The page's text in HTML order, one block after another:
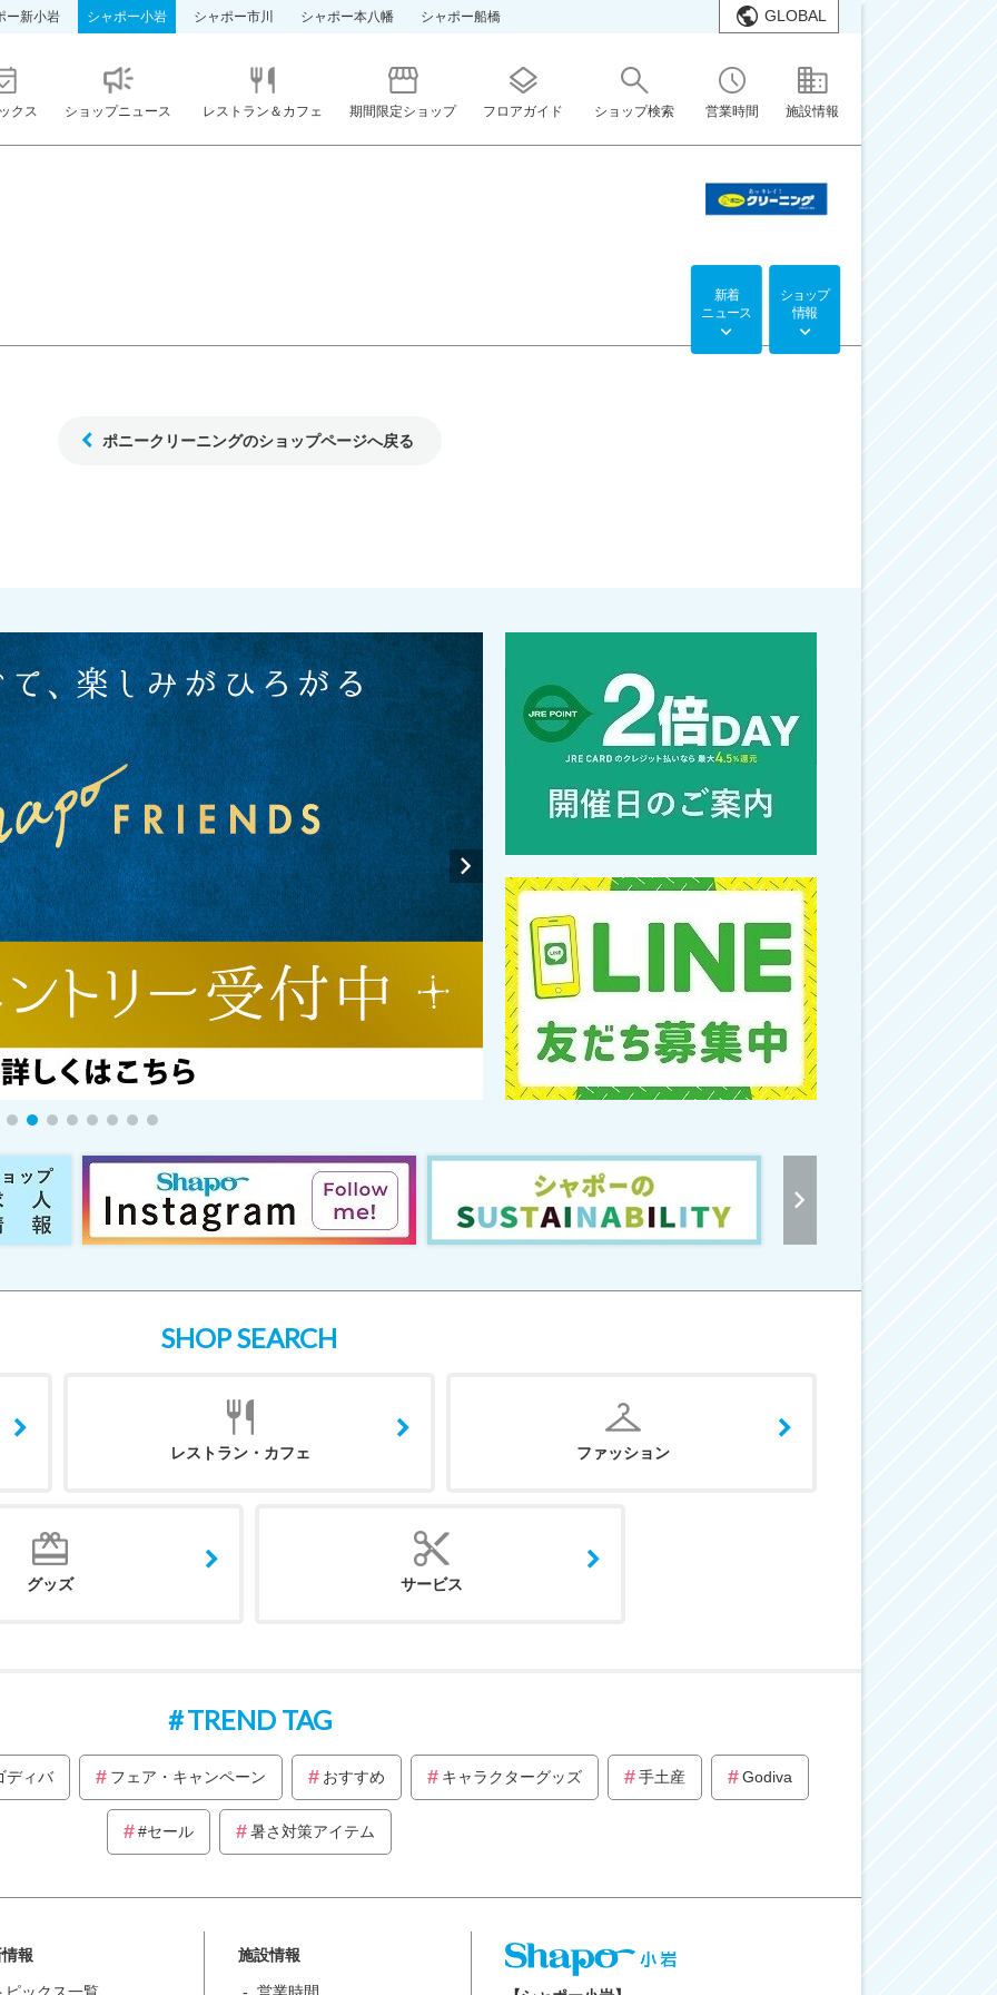
ー新小岩 シャポー小岩 シャポー市川 シャポー本八幡 シャポー船橋 GLOBAL
クス ショップニュース レストラン＆カフェ 期間限定ショップ フロアガイド ショップ検索 営業時間 施設情報
新着
ニュース
ショップ
情報
ポニークリーニングのショップページへ戻る
SHOP SEARCH
レストラン・カフェ ファッション
グッズ サービス
TREND TAG
ディバ フェア・キャンペーン おすすめ キャラクターグッズ 手土産 Godiva
#セール 暑さ対策アイテム
報 施設情報